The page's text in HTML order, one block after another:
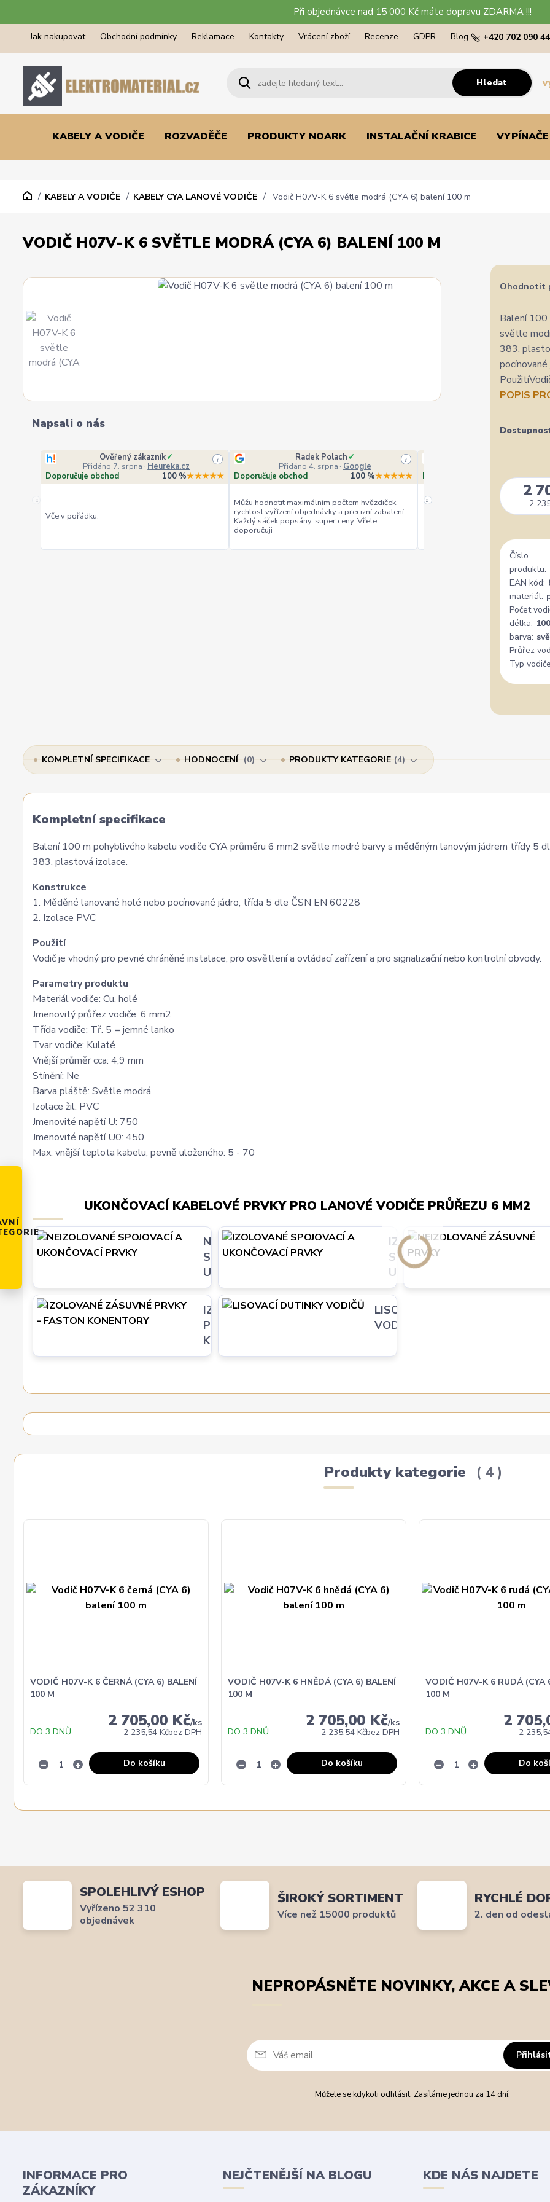
Při objednávce nad 15 000 Kč máte dopravu ZDARMA !!!
Jak nakupovat Obchodní podmínky Reklamace Kontakty Vrácení zboží Recenze GDPR Blog
Hledat
+420 702 090
KABELY A VODIČE ROZVADĚČE PRODUKTY NOARK INSTALAČNÍ KRABICE
KABELY A VODIČE KABELY CYA LANOVÉ VODIČE Vodič H07V-K 6 světle modrá (CYA 6) balení 100 m
VODIČ H07V-K 6 SVĚTLE MODRÁ (CYA 6) BALENÍ 100 M
Napsali o nás
«
Ověřený zákazník✓
Přidáno 7. srpna · Heureka.cz
i
Doporučuje obchod 100 %★★★★★
Vče v pořádku.
Radek Polach ✓
Přidáno 4. srpna · Google
i
Doporučuje obchod 100 %★★★★★
Můžu hodnotit maximálním počtem hvězdiček,
rychlost vyřízení objednávky a precizní zabalení.
Každý sáček popsány, super ceny. Vřele
doporučuji
Doporučuje obchod
+ ceny
»
Ohodnotit
Balení 100
světle
383,
POPIS
2
2
Číslo
produktu:
EAN kód:
materiál:
Počet
délka:
barva:
Průřez
Typ
KOMPLETNÍ SPECIFIKACE HODNOCENÍ 0 PRODUKTY KATEGORIE 4
Kompletní specifikace
Balení 100 m pohyblivého kabelu vodiče CYA průměru 6 mm2 světle modré barvy s měděným lanovým jádrem třídy 5
383, plastová izolace.
Konstrukce
1. Měděné lanované holé nebo pocínované jádro, třída 5 dle ČSN EN 60228
2. Izolace PVC
Použití
Vodič je vhodný pro pevné chráněné instalace, pro osvětlení a ovládací zařízení a pro signalizační nebo kontrolní obvody.
Parametry produktu
Materiál vodiče: Cu, holé
Jmenovitý průřez vodiče: 6 mm2
Třída vodiče: Tř. 5 = jemné lanko
Tvar vodiče: Kulaté
Vnější průměr cca: 4,9 mm
Stínění: Ne
Barva pláště: Světle modrá
Izolace žil: PVC
Jmenovité napětí U: 750
Jmenovité napětí U0: 450
Max. vnější teplota kabelu, pevně uloženého: 5 - 70
UKONČOVACÍ KABELOVÉ PRVKY PRO LANOVÉ VODIČE PRŮŘEZU 6 MM2
NEIZOLOVANÉ
SPOJOVACÍ A
UKONČOVACÍ PRVKY
IZOLOVANÉ
SPOJOVACÍ A
UKONČOVACÍ PRVKY
IZOLOVANÉ ZÁSUVNÉ
PRVKY - FASTON
KONENTORY
LISOVACÍ DUTINKY
VODIČŮ
Produkty kategorie 4
VODIČ H07V-K 6 ČERNÁ (CYA 6) BALENÍ
100 M
2 705,00 Kč/ks
2 235,54 Kčbez DPH
DO 3 DNŮ
Do košíku
VODIČ H07V-K 6 HNĚDÁ (CYA 6) BALENÍ
100 M
2 705,00 Kč/ks
2 235,54 Kčbez DPH
DO 3 DNŮ
Do košíku
VODIČ H07V-K 6 RUDÁ (CYA
100 M
2
2
DO 3 DNŮ
Do
SPOLEHLIVÝ ESHOP
Vyřízeno 52 310
objednávek
ŠIROKÝ SORTIMENT
Více než 15000 produktů
RYCHLÉ
2. den od
NEPROPÁSNĚTE NOVINKY, AKCE A
Můžete se kdykoli odhlásit. Zasíláme jednou za 14 dní.
INFORMACE PRO
ZÁKAZNÍKY
NEJČTENĚJŠÍ NA BLOGU KDE NÁS NAJDETE